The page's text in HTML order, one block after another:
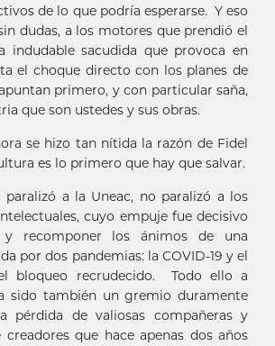
de lo que podría esperarse. Y eso
dudas, a los motores que prendió el
indudable sacudida que provoca en
el choque directo con los planes de
primero, y con particular saña,
que son ustedes y sus obras.
se hizo tan nítida la razón de Fidel
es lo primero que hay que salvar.
paralizó a la Uneac, no paralizó a los
cuyo empuje fue decisivo
y recomponer los ánimos de una
por dos pandemias: la COVID-19 y el
bloqueo recrudecido. Todo ello a
sido también un gremio duramente
pérdida de valiosas compañeras y
creadores que hace apenas dos años